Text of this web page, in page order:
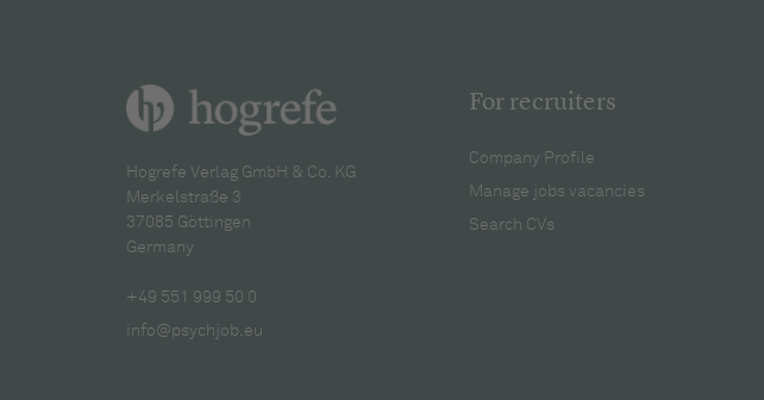
Hogrefe Verlag GmbH & Co. KG
Merkelstraße 3
37085 Göttingen
Germany
+49 551 999 50 0
info@psychjob.eu
For recruiters
Company Profile
Manage jobs vacancies
Search CVs